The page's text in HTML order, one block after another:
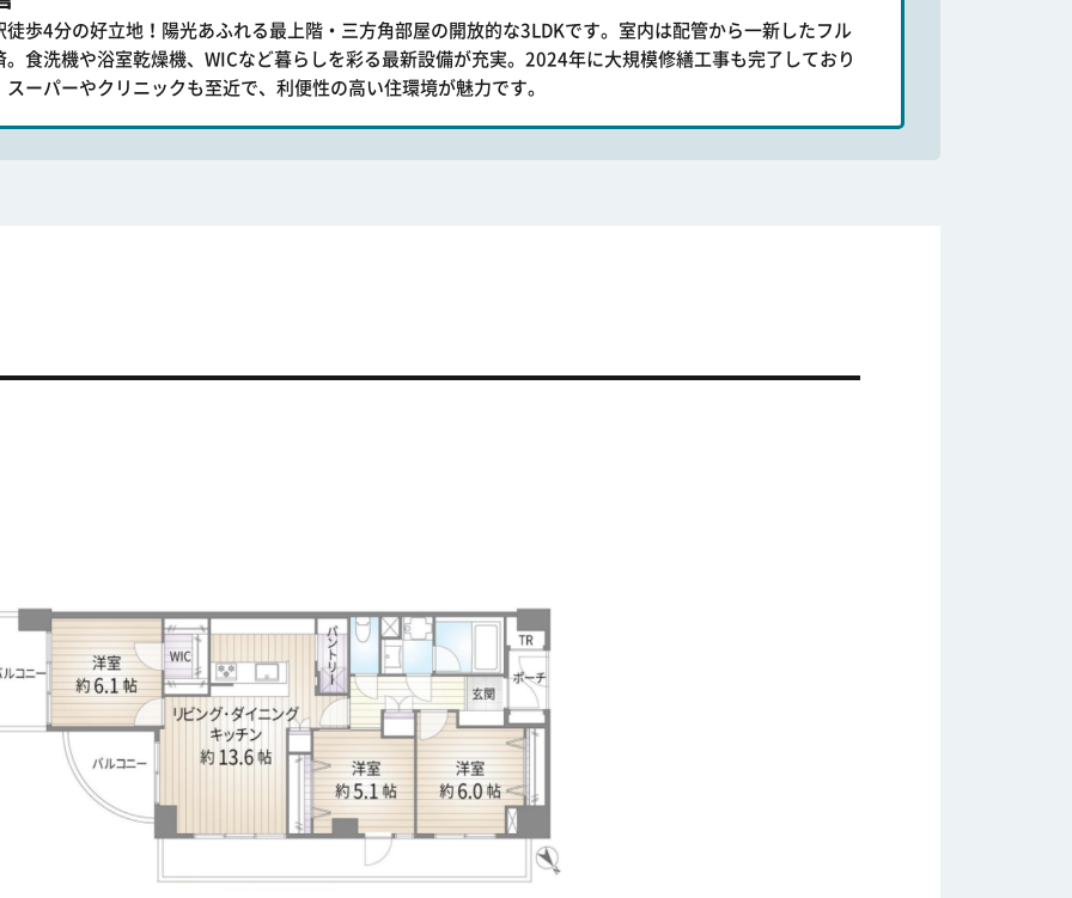
徒歩4分の好立地！陽光あふれる最上階・三方角部屋の開放的な3LDKです。室内は配管から一新したフル
。食洗機や浴室乾燥機、WICなど暮らしを彩る最新設備が充実。2024年に大規模修繕工事も完了しており
ーパーやクリニックも至近で、利便性の高い住環境が魅力です。